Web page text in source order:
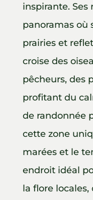
inspirante. Ses
panoramas où
prairies et
croise des
pêcheurs, des
profitant du
de randonnée
cette zone
marées et le
endroit idéal
la flore locales,